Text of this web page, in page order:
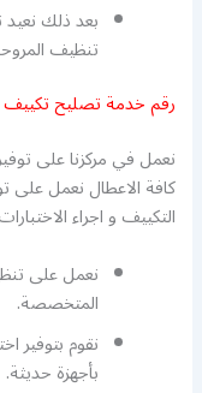
بعد ذلك
تنظيف
رقم خدمة تصليح تكييف
نعمل في مركزنا على
كافة الاعطال نعمل على
التكييف و اجراء
نعمل على
المتخصصة.
نقوم بتوفير
بأجهزة حديثة.